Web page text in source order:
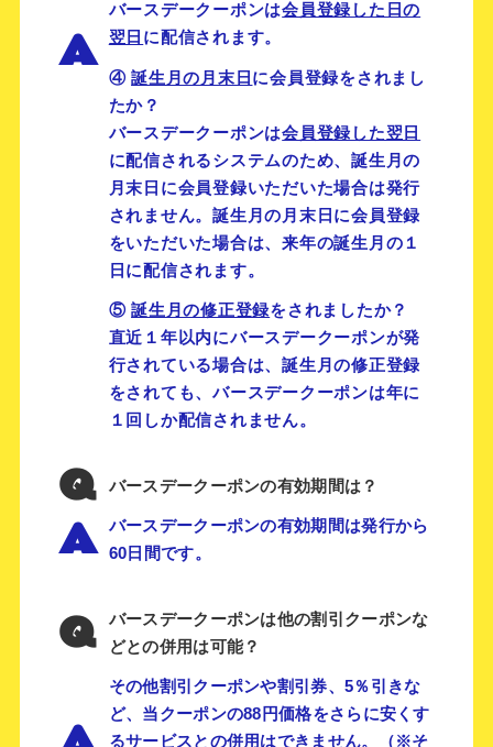
A
バースデークーポンは会員登録した日の
翌日 に配信されます。
④誕生月の月末日 に会員登録をされまし
たか？
バースデークーポンは会員登録した翌日
に配信されるシステムのため、誕生月の
月末日に会員登録いただいた場合は発行
されません。誕生月の月末日に会員登録
をいただいた場合は、来年の誕生月の１
日に配信されます。
⑤誕生月の修正登録をされましたか？
直近１年以内にバースデークーポンが発
行されている場合は、誕生月の修正登録
をされても、バースデークーポンは年に
１回しか配信されません。
Q バースデークーポンの有効期間は？
A
バースデークーポンの有効期間は発行から
60日間です。
Q
バースデークーポンは他の割引クーポンな
どとの併用は可能？
その他割引クーポンや割引券、5％引きな
ど、当クーポンの88円価格をさらに安くす
るサービスとの併用はできません。（※そ